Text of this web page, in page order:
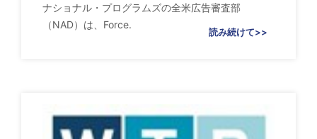
ナショナル・プログラムズの全米広告審査部
（NAD）は、Force.
読み続けて>>